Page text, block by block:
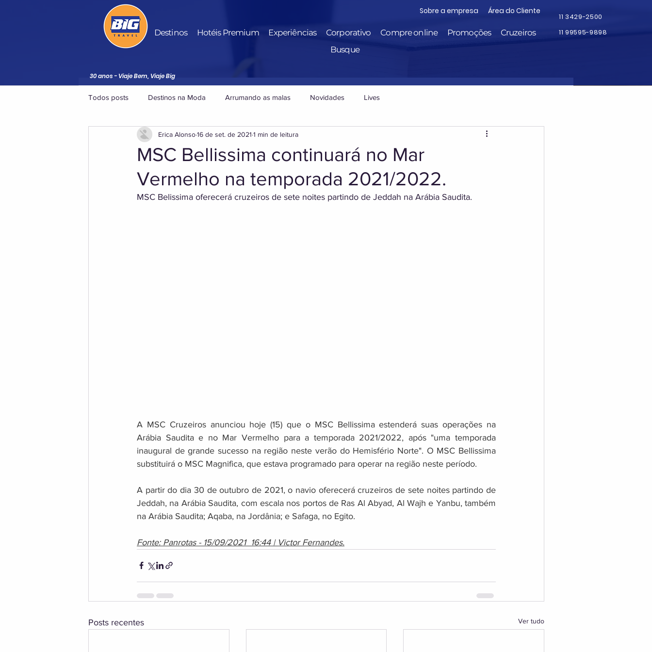
Sobre a empresa Área do Cliente
Destinos Hotéis Premium Experiências Corporativo Compre online Promoções
Cruzeiros
Busque
11 3429-2500
11 99595-9898
30 anos - Viaje Bem, Viaje Big
Todos posts Destinos na Moda Arrumando as malas Novidades Lives
MSC Bellissima continuará no Mar
Vermelho na temporada 2021/2022.
Erica Alonso16 de set. de 2021 1 min de leitura
MSC Belissima oferecerá cruzeiros de sete noites partindo de Jeddah na Arábia Saudita.
A MSC Cruzeiros anunciou hoje (15) que o MSC Bellissima estenderá suas operações na
Arábia Saudita e no Mar Vermelho para a temporada 2021/2022, após "uma temporada
inaugural de grande sucesso na região neste verão do Hemisfério Norte". O MSC Bellissima
substituirá o MSC Magnifica, que estava programado para operar na região neste período.
A partir do dia 30 de outubro de 2021, o navio oferecerá cruzeiros de sete noites partindo de
Jeddah, na Arábia Saudita, com escala nos portos de Ras Al Abyad, Al Wajh e Yanbu, também
na Arábia Saudita; Aqaba, na Jordânia; e Safaga, no Egito.
Fonte: Panrotas - 15/09/2021  16:44 | Victor Fernandes.
Posts recentes Ver tudo